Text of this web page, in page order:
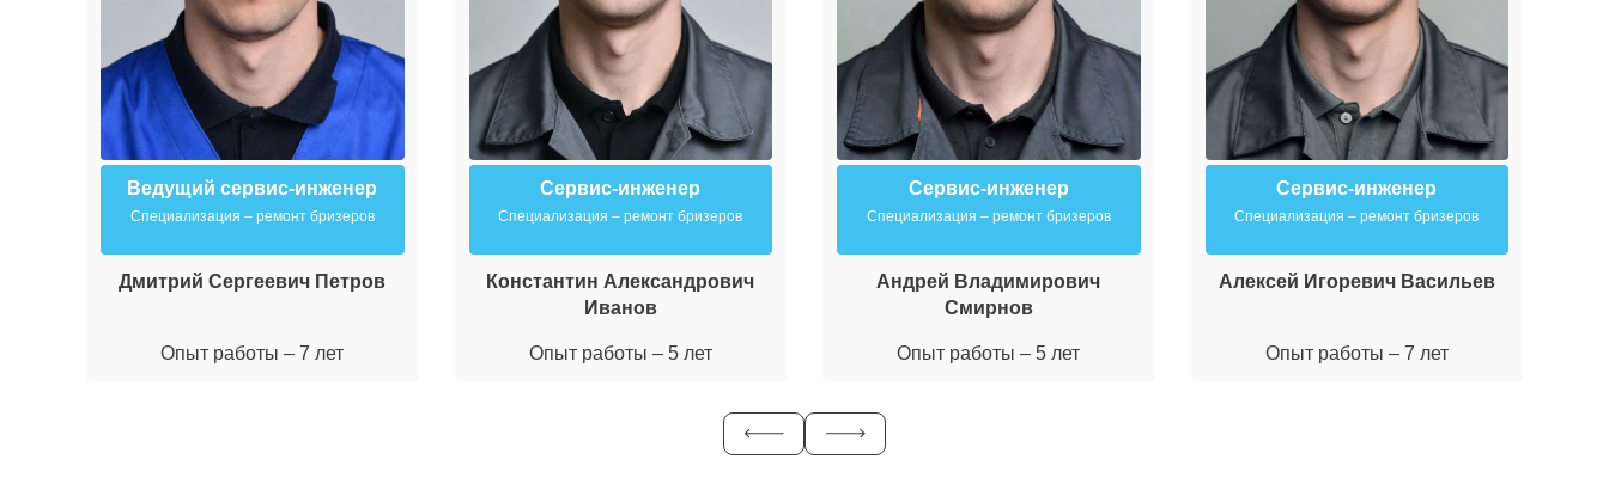
Ведущий сервис-инженер
Специализация – ремонт бризеров
Дмитрий Сергеевич Петров
Опыт работы – 7 лет
Сервис-инженер
Специализация – ремонт бризеров
Константин Александрович
Иванов
Опыт работы – 5 лет
Сервис-инженер
Специализация – ремонт бризеров
Андрей Владимирович
Смирнов
Опыт работы – 5 лет
Сервис-инженер
Специализация – ремонт бризеров
Алексей Игоревич Васильев
Опыт работы – 7 лет